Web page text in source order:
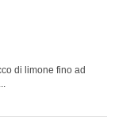
di limone fino ad